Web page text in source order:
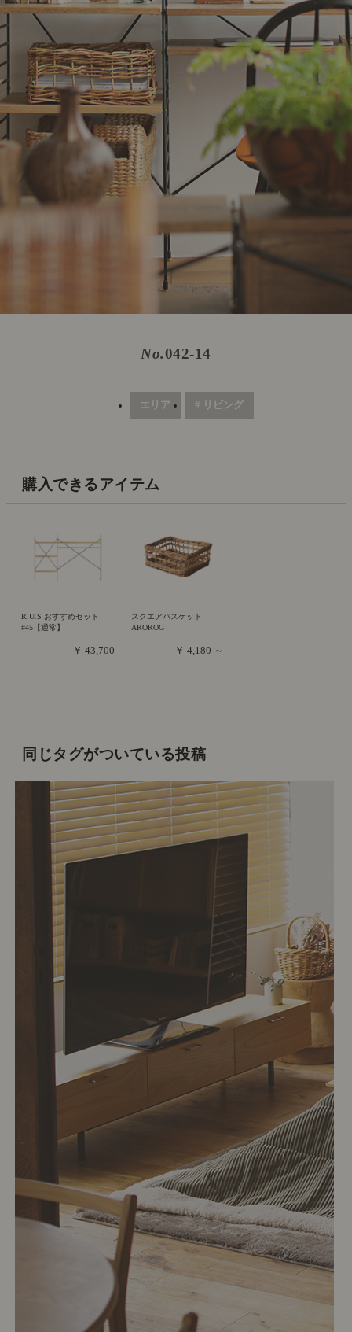
No.042-14
エリア # リビング
購入できるアイテム
R.U.S おすすめセット
#45【通常】
￥ 43,700
スクエアバスケット
AROROG
￥ 4,180 ～
同じタグがついている投稿